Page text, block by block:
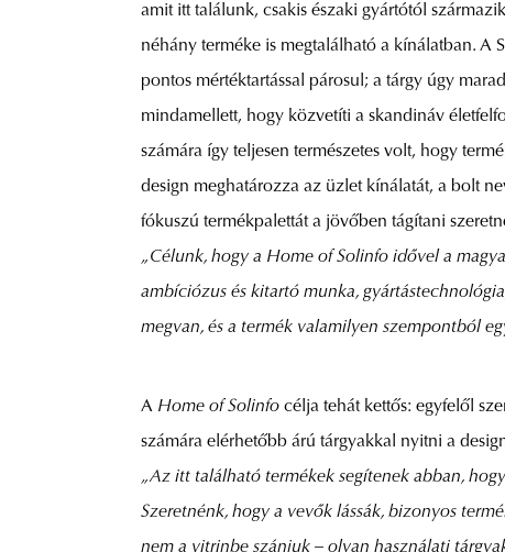
amit itt találunk, csakis északi gyártótól
néhány terméke is megtalálható a kínálatban. A
pontos mértéktartással párosul; a tárgy úgy
mindamellett, hogy közvetíti a skandináv
számára így teljesen természetes volt, hogy
design meghatározza az üzlet kínálatát, a bolt
fókuszú termékpalettát a jövőben tágítani
„Célunk, hogy a Home of Solinfo idővel a
ambíciózus és kitartó munka,
megvan, és a termék valamilyen szempontból
A Home of Solinfo célja tehát kettős: egyfelől
számára elérhetőbb árú tárgyakkal nyitni a
„Az itt található termékek segítenek abban,
Szeretnénk, hogy a vevők lássák, bizonyos
nem a vitrinbe szánjuk – olyan használati